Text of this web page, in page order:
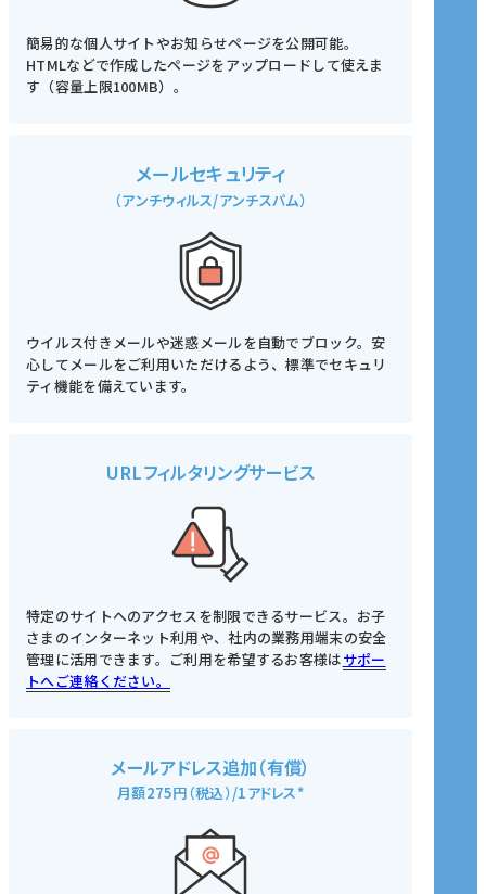
簡易的な個人サイトやお知らせページを公開可能。
HTMLなどで作成したページをアップロードして使えま
す（容量上限100MB）。
メールセキュリティ
（アンチウィルス/アンチスパム）
ウイルス付きメールや迷惑メールを自動でブロック。安
心してメールをご利用いただけるよう、標準でセキュリ
ティ機能を備えています。
URLフィルタリングサービス
特定のサイトへのアクセスを制限できるサービス。お子
さまのインターネット利用や、社内の業務用端末の安全
管理に活用できます。ご利用を希望するお客様はサポー
トへご連絡ください。
メールアドレス追加（有償）
月額275円（税込）/1アドレス*